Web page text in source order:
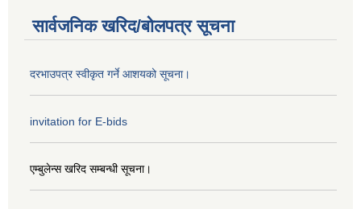
सार्वजनिक खरिद/बोलपत्र सूचना
दरभाउपत्र स्वीकृत गर्ने आशयको सूचना।
invitation for E-bids
एम्बुलेन्स खरिद सम्बन्धी सूचना।